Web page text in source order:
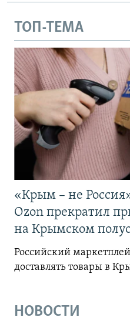
ТОП-ТЕМА
«Крым – не
Ozon прекратил
на Крымском
Российский
доставлять товары в
НОВОСТИ